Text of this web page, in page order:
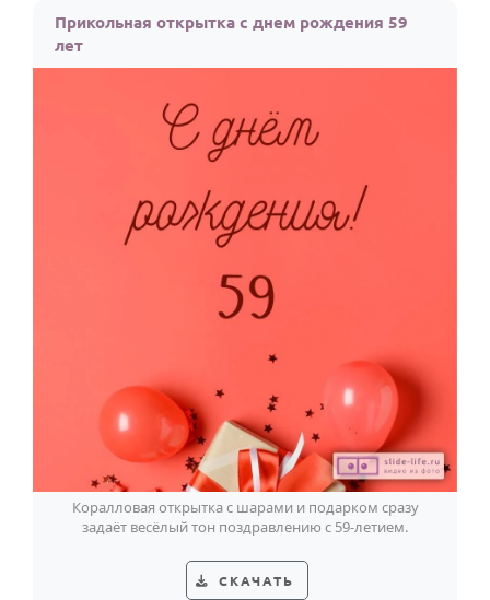
Прикольная открытка с днем рождения 59
лет
Коралловая открытка с шарами и подарком сразу
задаёт весёлый тон поздравлению с 59-летием.
СКАЧАТЬ